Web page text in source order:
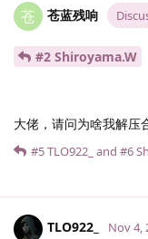
苍 苍蓝残响
#2 Shiroyama.​W
大佬，请问为啥我解压
#5TLO922_ and #6
TLO922_ Nov 4,